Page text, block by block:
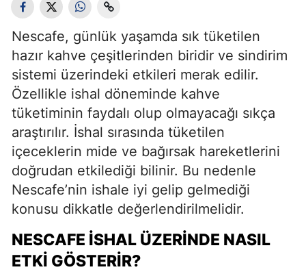
Nescafe, günlük yaşamda sık tüketilen
hazır kahve çeşitlerinden biridir ve sindirim
sistemi üzerindeki etkileri merak edilir.
Özellikle ishal döneminde kahve
tüketiminin faydalı olup olmayacağı sıkça
araştırılır. İshal sırasında tüketilen
içeceklerin mide ve bağırsak hareketlerini
doğrudan etkilediği bilinir. Bu nedenle
Nescafe’nin ishale iyi gelip gelmediği
konusu dikkatle değerlendirilmelidir.
NESCAFE İSHAL ÜZERINDE NASIL
ETKI GÖSTERIR?